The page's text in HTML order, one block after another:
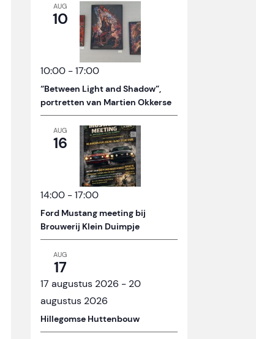
AUG
10
10:00 -17:00
“Between Light and Shadow”,
portretten van Martien Okkerse
AUG
16
14:00 -17:00
Ford Mustang meeting bij
Brouwerij Klein Duimpje
AUG
17
17 augustus 2026 - 20
augustus 2026
Hillegomse Huttenbouw